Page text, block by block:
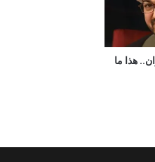
هذا ما